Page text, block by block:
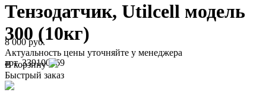
Тензодатчик, Utilcell модель
300 (10кг)
арт. 339100069
8 000 руб.
Актуальность цены уточняйте у менеджера
В корзину
Быстрый заказ